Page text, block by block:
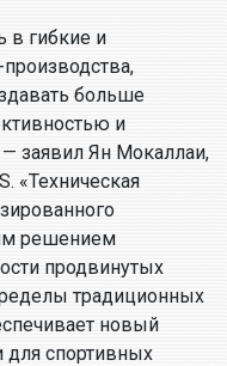
в гибкие и
больше
и
заявил Ян Мокаллаи,
«Техническая
решением
продвинутых
традиционных
новый
для спортивных